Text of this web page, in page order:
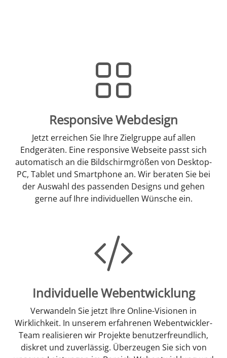
Responsive Webdesign
Jetzt erreichen Sie Ihre Zielgruppe auf allen
Endgeräten. Eine responsive Webseite passt sich
automatisch an die Bildschirmgrößen von Desktop-
PC, Tablet und Smartphone an. Wir beraten Sie bei
der Auswahl des passenden Designs und gehen
gerne auf Ihre individuellen Wünsche ein.
Individuelle Webentwicklung
Verwandeln Sie jetzt Ihre Online-Visionen in
Wirklichkeit. In unserem erfahrenen Webentwickler-
Team realisieren wir Projekte benutzerfreundlich,
diskret und zuverlässig. Überzeugen Sie sich von